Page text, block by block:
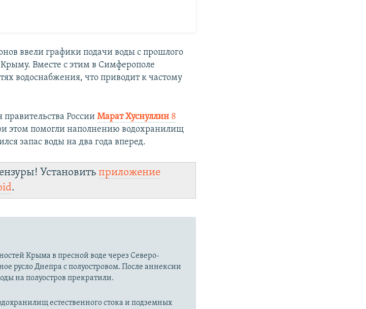
ввели графики подачи воды с прошлого
Вместе с этим в Симферополе
водоснабжения, что приводит к частому
правительства РоссииМарат Хуснуллин 8
этом помогли наполнению водохранилищ
запас воды на два года вперед.
Установитьприложение
.
Крыма в пресной воде через Северо-
русло Днепра с полуостровом. После аннексии
на полуостров прекратили.
естественного стока и подземных